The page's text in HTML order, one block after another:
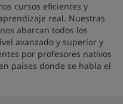
cursos eficientes y
real. Nuestras
abarcan todos los
avanzado y superior y
por profesores nativos
países donde se habla el